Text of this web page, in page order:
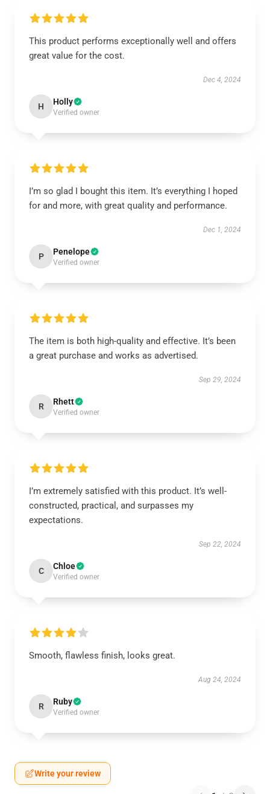
This product performs exceptionally well and offers
great value for the cost.
Dec 4, 2024
H Holly
Verified owner
I’m so glad I bought this item. It’s everything I hoped
for and more, with great quality and performance.
Dec 1, 2024
P Penelope
Verified owner
The item is both high-quality and effective. It’s been
a great purchase and works as advertised.
Sep 29, 2024
R Rhett
Verified owner
I’m extremely satisfied with this product. It’s well-
constructed, practical, and surpasses my
expectations.
Sep 22, 2024
C Chloe
Verified owner
Smooth, flawless finish, looks great.
Aug 24, 2024
R Ruby
Verified owner
Write your review